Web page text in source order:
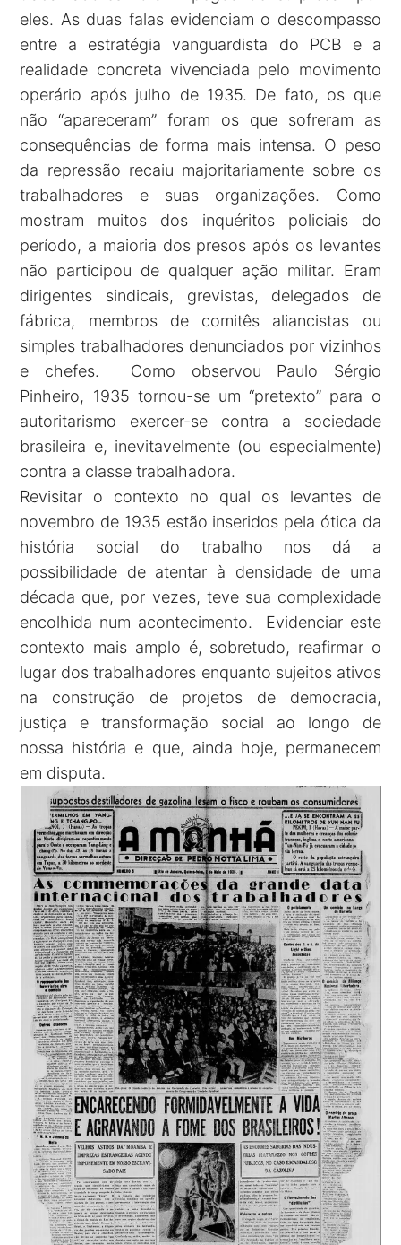
eles. As duas falas evidenciam o descompasso
entre a estratégia vanguardista do PCB e a
realidade concreta vivenciada pelo movimento
operário após julho de 1935. De fato, os que
não “apareceram” foram os que sofreram as
consequências de forma mais intensa. O peso
da repressão recaiu majoritariamente sobre os
trabalhadores e suas organizações. Como
mostram muitos dos inquéritos policiais do
período, a maioria dos presos após os levantes
não participou de qualquer ação militar. Eram
dirigentes sindicais, grevistas, delegados de
fábrica, membros de comitês aliancistas ou
simples trabalhadores denunciados por vizinhos
e chefes. Como observou Paulo Sérgio
Pinheiro, 1935 tornou-se um “pretexto” para o
autoritarismo exercer-se contra a sociedade
brasileira e, inevitavelmente (ou especialmente)
contra a classe trabalhadora.
Revisitar o contexto no qual os levantes de
novembro de 1935 estão inseridos pela ótica da
história social do trabalho nos dá a
possibilidade de atentar à densidade de uma
década que, por vezes, teve sua complexidade
encolhida num acontecimento. Evidenciar este
contexto mais amplo é, sobretudo, reafirmar o
lugar dos trabalhadores enquanto sujeitos ativos
na construção de projetos de democracia,
justiça e transformação social ao longo de
nossa história e que, ainda hoje, permanecem
em disputa.